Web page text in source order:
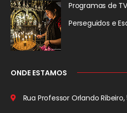
Programas de TV
Perseguidos e
ONDE ESTAMOS
Rua Professor Orlando Ribeiro,